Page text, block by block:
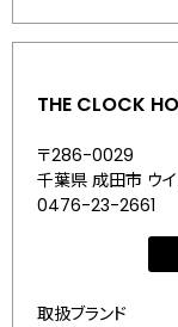
THE CLOCK
〒286-0029
千葉県 成田市 ウ
0476-23-2661
取扱ブランド